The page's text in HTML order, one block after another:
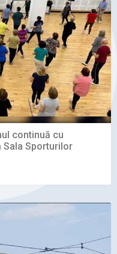
continuă cu
Sporturilor